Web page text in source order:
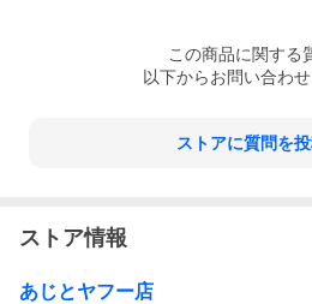
この商品に関する
以下からお問い合わせ
ストアに質問を
ストア情報
あじとヤフー店